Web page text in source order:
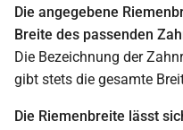
Die angegebene
Breite des passenden
Die Bezeichnung der
gibt stets die gesamte
Die Riemenbreite lässt